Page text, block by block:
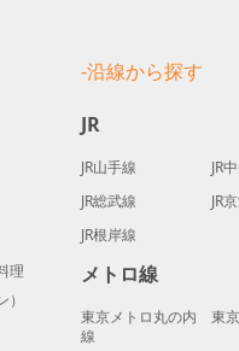
理
-沿線から探す
JR
JR山手線
JR
JR総武線
JR
JR根岸線
メトロ線
東京メトロ丸の内
線
東